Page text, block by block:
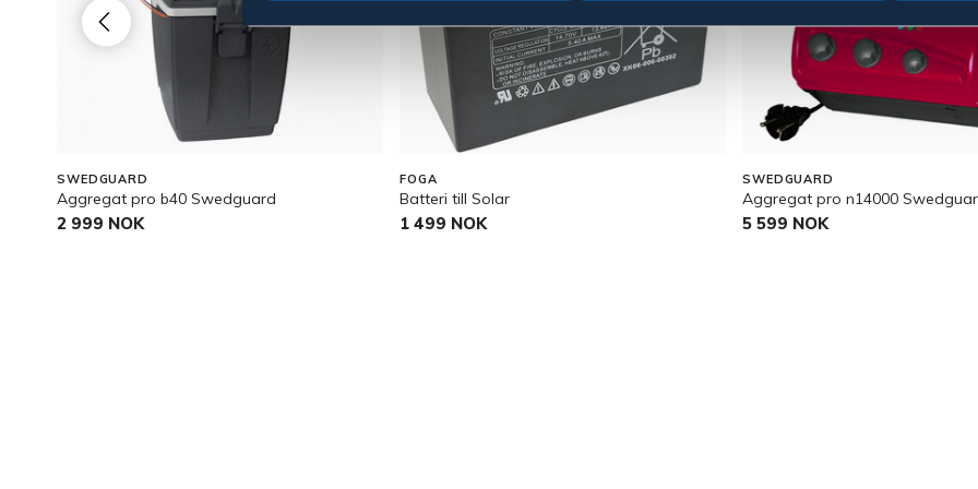
SWEDGUARD
Aggregat pro b40 Swedguard
2 999 NOK
FOGA
Batteri till Solar
1 499 NOK
SWEDGUARD
Aggregat pro n14000
5 599 NOK